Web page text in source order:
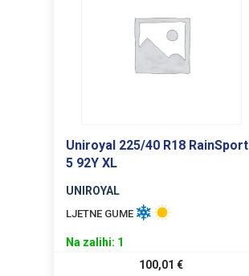
Uniroyal 225/40 R18 RainSport
5 92Y XL
UNIROYAL
LJETNE GUME
Na zalihi: 1
100,01€